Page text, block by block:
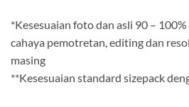
*Kesesuaian foto dan asli 90 –
cahaya pemotretan, editing dan
masing
**Kesesuaian standard sizepack